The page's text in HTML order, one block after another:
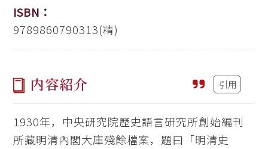
ISBN：
9789860790313(精)
内容紹介 引用
1930年，中央研究院歷史語言研究所創始編刊
所藏明清內閣大庫殘餘檔案，題曰「明清史